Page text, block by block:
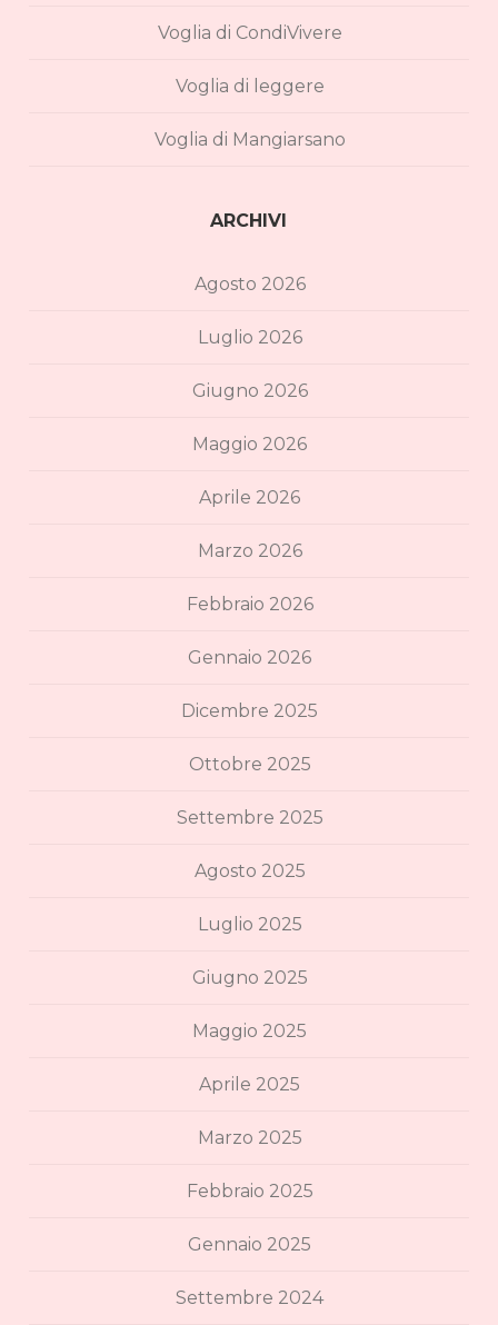
Voglia di CondiVivere
Voglia di leggere
Voglia di Mangiarsano
ARCHIVI
Agosto 2026
Luglio 2026
Giugno 2026
Maggio 2026
Aprile 2026
Marzo 2026
Febbraio 2026
Gennaio 2026
Dicembre 2025
Ottobre 2025
Settembre 2025
Agosto 2025
Luglio 2025
Giugno 2025
Maggio 2025
Aprile 2025
Marzo 2025
Febbraio 2025
Gennaio 2025
Settembre 2024